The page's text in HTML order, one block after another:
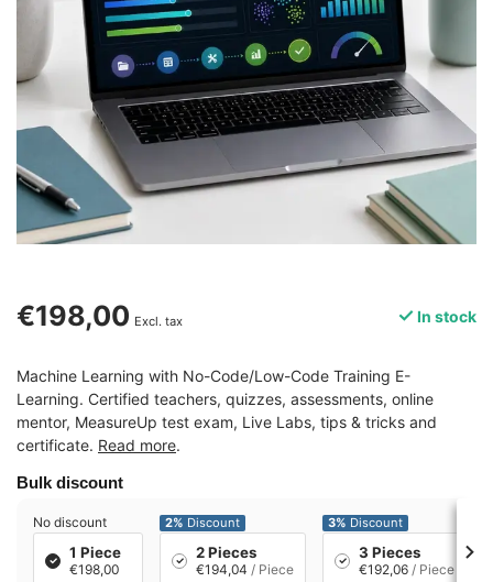
€198,00 Excl. tax In stock
Machine Learning with No-Code/Low-Code Training E-
Learning. Certified teachers, quizzes, assessments, online
mentor, MeasureUp test exam, Live Labs, tips & tricks and
certificate. Read more.
Bulk discount
No discount
1 Piece
€198,00
2% Discount
2 Pieces
€194,04 / Piece
3% Discount
3 Pieces
€192,06 / Piece